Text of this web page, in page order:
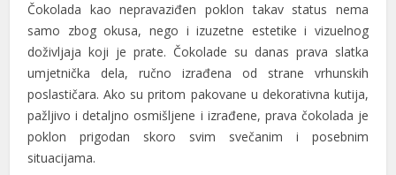
Čokolada kao nepravaziđen poklon takav status nema
samo zbog okusa, nego i izuzetne estetike i vizuelnog
doživljaja koji je prate. Čokolade su danas prava slatka
umjetnička dela, ručno izrađena od strane vrhunskih
poslastičara. Ako su pritom pakovane u dekorativna kutija,
pažljivo i detaljno osmišljene i izrađene, prava čokolada je
poklon prigodan skoro svim svečanim i posebnim
situacijama.